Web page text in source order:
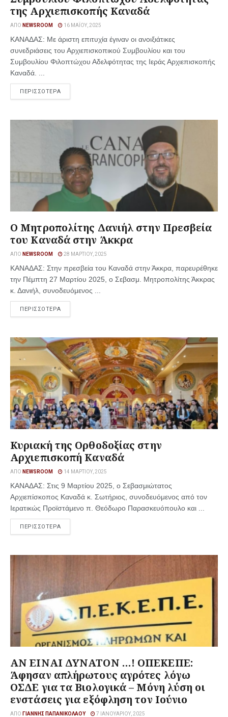
της Αρχιεπισκοπής Καναδά
ΑΠΌ NEWSROOM 16 ΜΑΪ́ΟΥ, 2025
ΚΑΝΑΔΑΣ: Με άριστη επιτυχία έγιναν οι ανοιξιάτικες
συνεδριάσεις του Αρχιεπισκοπικού Συμβουλίου και του
Συμβουλίου Φιλοπτώχου Αδελφότητας της Ιεράς Αρχιεπισκοπής
Καναδά. ...
ΠΕΡΙΣΣΟΤΕΡΑ
Ο Μητροπολίτης Δανιήλ στην Πρεσβεία
του Καναδά στην Άκκρα
ΑΠΌ NEWSROOM 28 ΜΑΡΤΊΟΥ, 2025
ΚΑΝΑΔΑΣ: Στην πρεσβεία του Καναδά στην Άκκρα, παρευρέθηκε
την Πέμπτη 27 Μαρτίου 2025, ο Σεβασμ. Μητροπολίτης Άκκρας
κ. Δανιήλ, συνοδευόμενος ...
ΠΕΡΙΣΣΟΤΕΡΑ
Κυριακή της Ορθοδοξίας στην
Αρχιεπισκοπή Καναδά
ΑΠΌ NEWSROOM 14 ΜΑΡΤΊΟΥ, 2025
ΚΑΝΑΔΑΣ: Στις 9 Μαρτίου 2025, ο Σεβασμιώτατος
Αρχιεπίσκοπος Καναδά κ. Σωτήριος, συνοδευόμενος από τον
Ιερατικώς Προϊστάμενο π. Θεόδωρο Παρασκευόπουλο και ...
ΠΕΡΙΣΣΟΤΕΡΑ
ΑΝ ΕΙΝΑΙ ΔΥΝΑΤΟΝ …! ΟΠΕΚΕΠΕ:
Άφησαν απλήρωτους αγρότες λόγω
ΟΣΔΕ για τα Βιολογικά – Μόνη λύση οι
ενστάσεις για εξόφληση τον Ιούνιο
ΑΠΌ ΓΙΆΝΝΗΣ ΠΑΠΑΝΙΚΟΛΆΟΥ 7 ΙΑΝΟΥΑΡΊΟΥ, 2025